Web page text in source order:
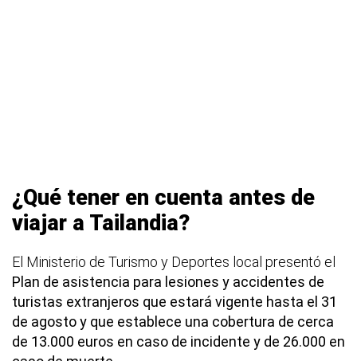
¿Qué tener en cuenta antes de
viajar a Tailandia?
El Ministerio de Turismo y Deportes local presentó el
Plan de asistencia para lesiones y accidentes de
turistas extranjeros que estará vigente hasta el 31
de agostoy que establece una cobertura de cerca
de 13.000 euros en caso de incidente y de 26.000 en